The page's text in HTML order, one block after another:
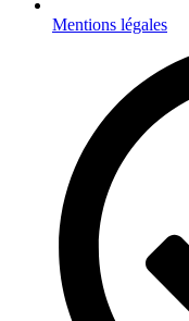
Mentions légales